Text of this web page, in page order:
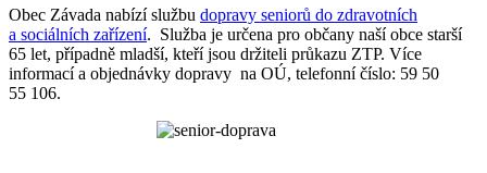
Obec Závada nabízí službu dopravy seniorů do zdravotních
a sociálních zařízení. Služba je určena pro občany naší obce starší
65 let, případně mladší, kteří jsou držiteli průkazu ZTP. Více
informací a objednávky dopravy na OÚ, telefonní číslo: 59 50
55 106.